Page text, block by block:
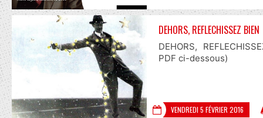
en présence de sportifs
11h20 : cocktail et
12h15 : lancement de la
»
avec l’association Les
DEHORS, REFLECHISSEZ BIEN
DEHORS,
PDF ci-dessous)
VENDREDI 5 FÉVRIER 2016